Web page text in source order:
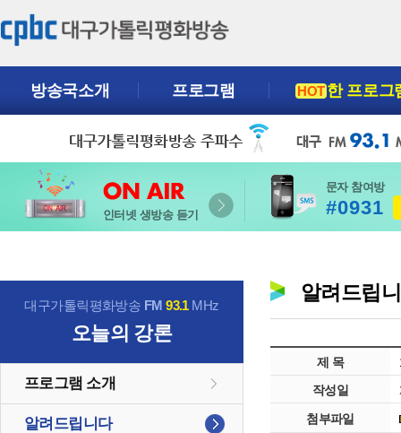
방송국소개 프로그램 HOT한 프로그
인터넷 생방송 듣기
문자 참여방
#0931
대구가톨릭평화방송 FM93.1MHz
오늘의 강론
프로그램 소개
알려드립니다
알려드립
제 목
작성일
첨부파일